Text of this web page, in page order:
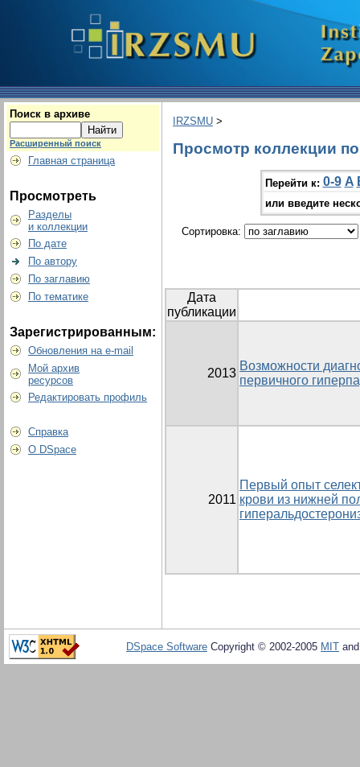
Поиск в архиве
Расширенный поиск
Главная страница
Просмотреть
Разделы
и коллекции
По дате
По автору
По заглавию
По тематике
Зарегистрированным:
Обновления на e-mail
Мой архив
ресурсов
Редактировать профиль
Справка
О DSpace
IRZSMU >
Просмотр коллекции
Перейти к: 0-9 A
или введите
Сортировка:
Дата
публикации
2013
Возможности
первичного
2011
Первый опыт
крови из нижней
DSpace Software Copyright © 2002-2005 MIT